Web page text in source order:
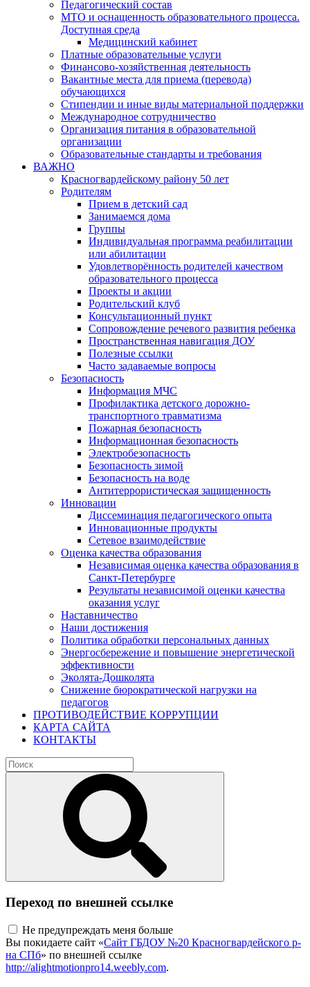
Педагогический состав
МТО и оснащенность образовательного процесса.
Доступная среда
Медицинский кабинет
Платные образовательные услуги
Финансово-хозяйственная деятельность
Вакантные места для приема (перевода)
обучающихся
Стипендии и иные виды материальной поддержки
Международное сотрудничество
Организация питания в образовательной
организации
Образовательные стандарты и требования
ВАЖНО
Красногвардейскому району 50 лет
Родителям
Прием в детский сад
Занимаемся дома
Группы
Индивидуальная программа реабилитации
или абилитации
Удовлетворённость родителей качеством
образовательного процесса
Проекты и акции
Родительский клуб
Консультационный пункт
Сопровождение речевого развития ребенка
Пространственная навигация ДОУ
Полезные ссылки
Часто задаваемые вопросы
Безопасность
Информация МЧС
Профилактика детского дорожно-
транспортного травматизма
Пожарная безопасность
Информационная безопасность
Электробезопасность
Безопасность зимой
Безопасность на воде
Антитеррористическая защищенность
Инновации
Диссеминация педагогического опыта
Инновационные продукты
Сетевое взаимодействие
Оценка качества образования
Независимая оценка качества образования в
Санкт-Петербурге
Результаты независимой оценки качества
оказания услуг
Наставничество
Наши достижения
Политика обработки персональных данных
Энергосбережение и повышение энергетической
эффективности
Эколята-Дошколята
Снижение бюрократической нагрузки на
педагогов
ПРОТИВОДЕЙСТВИЕ КОРРУПЦИИ
КАРТА САЙТА
КОНТАКТЫ
Переход по внешней ссылке
Не предупреждать меня больше
Вы покидаете сайт «Сайт ГБДОУ №20 Красногвардейского р-
на СПб» по внешней ссылке
http://alightmotionpro14.weebly.com.